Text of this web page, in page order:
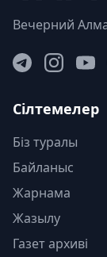
Вечерний
Сілтемелер
Біз туралы
Байланыс
Жарнама
Жазылу
Газет архиві